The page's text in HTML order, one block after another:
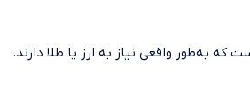
به‌طور واقعی نیاز به ارز یا طلا دارند.